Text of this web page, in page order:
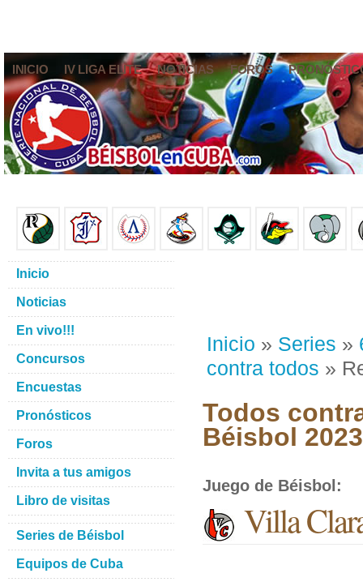
INICIO IV LIGA ELITE NOTICIAS FOROS
Inicio » Series »
contra todos »
Todos
Béisbol 2023
Juego de Béisbol :
Villa
Inicio
Noticias
En vivo!!!
Concursos
Encuestas
Pronósticos
Foros
Invita a tus amigos
Libro de visitas
Series de Béisbol
Equipos de Cuba